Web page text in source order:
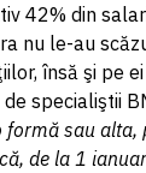
42% din
nu le-au
însă şi pe
specialiştii
sau alta,
de la 1